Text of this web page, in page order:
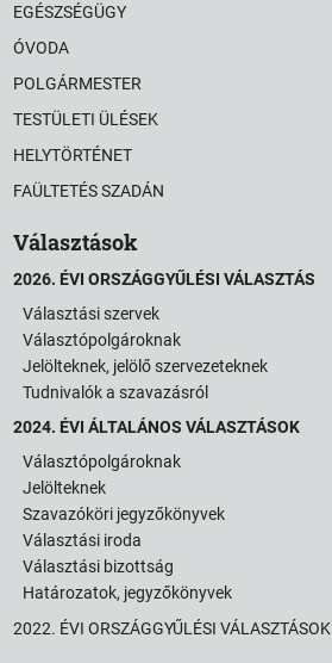
EGÉSZSÉGÜGY
ÓVODA
POLGÁRMESTER
TESTÜLETI ÜLÉSEK
HELYTÖRTÉNET
FAÜLTETÉS SZADÁN
Választások
2026. ÉVI ORSZÁGGYŰLÉSI VÁLASZTÁS
Választási szervek
Választópolgároknak
Jelölteknek, jelölő szervezeteknek
Tudnivalók a szavazásról
2024. ÉVI ÁLTALÁNOS VÁLASZTÁSOK
Választópolgároknak
Jelölteknek
Szavazóköri jegyzőkönyvek
Választási iroda
Választási bizottság
Határozatok, jegyzőkönyvek
2022. ÉVI ORSZÁGGYŰLÉSI VÁLASZTÁSOK